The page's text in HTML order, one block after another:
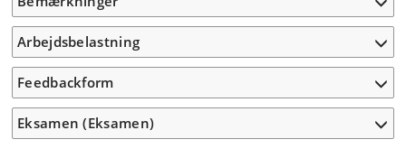
Arbejdsbelastning
Feedbackform
Eksamen (Eksamen)